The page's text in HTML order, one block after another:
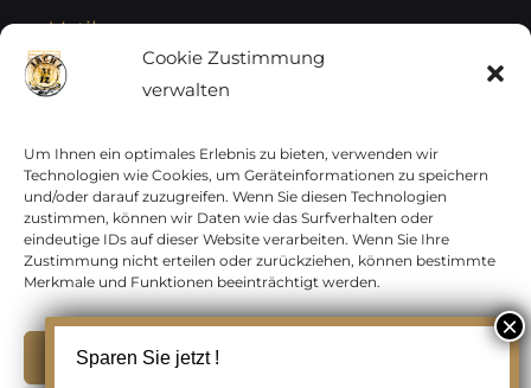
Cookie Zustimmung
verwalten
Um Ihnen ein optimales Erlebnis zu bieten, verwenden wir
Technologien wie Cookies, um Geräteinformationen zu speichern
und/oder darauf zuzugreifen. Wenn Sie diesen Technologien
zustimmen, können wir Daten wie das Surfverhalten oder
eindeutige IDs auf dieser Website verarbeiten. Wenn Sie Ihre
Zustimmung nicht erteilen oder zurückziehen, können bestimmte
Merkmale und Funktionen beeinträchtigt werden.
Vatikan
Vereinte Nationen
Vorphilatelie
Zensurbelege Österreich
Zensurbelege Schweiz
Sparen Sie jetzt !